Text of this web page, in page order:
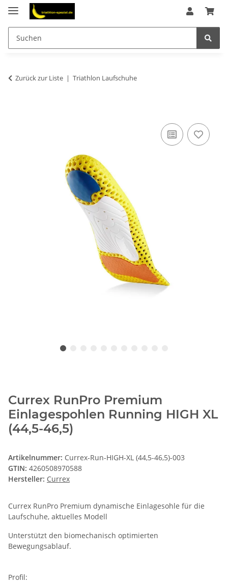
Zurück zur Liste Triathlon Laufschuhe
Currex RunPro Premium
Einlagespohlen Running HIGH XL
(44,5-46,5)
Artikelnummer: Currex-Run-HIGH-XL (44,5-46,5)-003
GTIN: 4260508970588
Hersteller: Currex
Currex RunPro Premium dynamische Einlagesohle für die
Laufschuhe, aktuelles Modell
Unterstützt den biomechanisch optimierten
Bewegungsablauf.
Profil: